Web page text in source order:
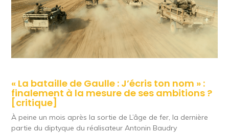
« La bataille de Gaulle : J’écris ton nom » :
finalement à la mesure de ses ambitions ?
[critique]
À peine un mois après la sortie de L’âge de fer, la dernière
partie du diptyque du réalisateur Antonin Baudry